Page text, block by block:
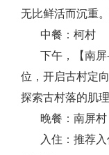
无比鲜活而沉重
中餐：柯村
下午，【南屏-
位，开启古村定
探索古村落的肌
晚餐：南屏村
入住：推荐入